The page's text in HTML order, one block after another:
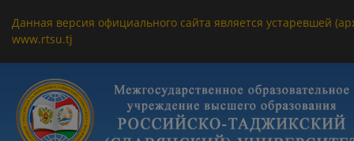
Данная версия официального сайта является устаревшей
www.rtsu.tj